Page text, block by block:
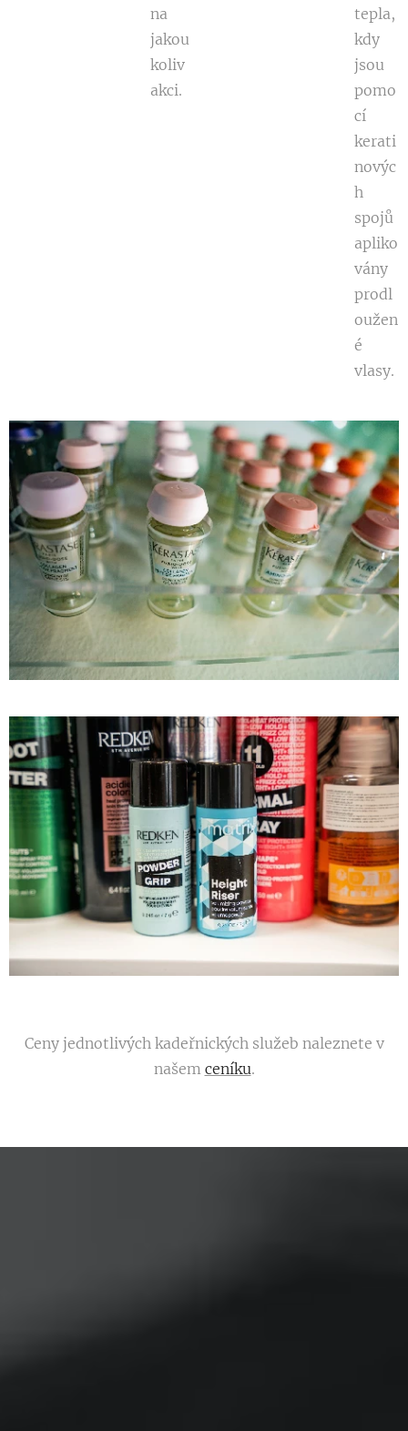
na
jakou
koliv
akci.
tepla,
kdy
jsou
pomo
cí
kerati
novýc
h
spojů
apliko
vány
prodl
oužen
é
vlasy.
Ceny jednotlivých kadeřnických služeb naleznete v
našem ceníku.